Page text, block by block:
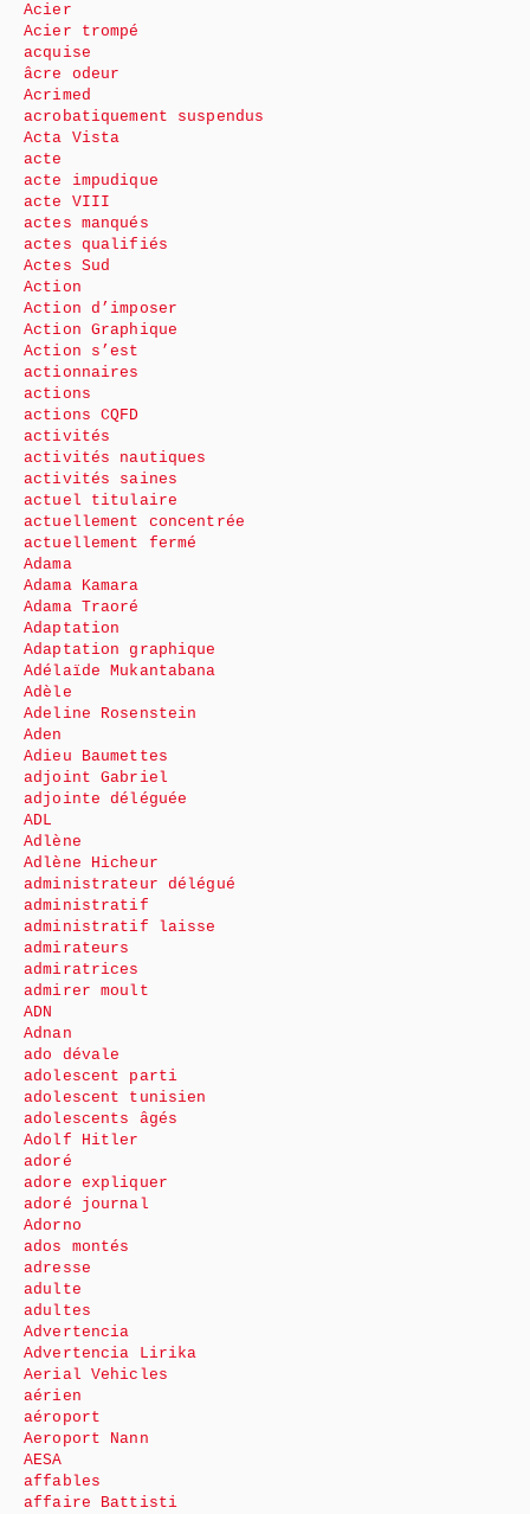
Acier
Acier trompé
acquise
âcre odeur
Acrimed
acrobatiquement suspendus
Acta Vista
acte
acte impudique
acte VIII
actes manqués
actes qualifiés
Actes Sud
Action
Action d’imposer
Action Graphique
Action s’est
actionnaires
actions
actions CQFD
activités
activités nautiques
activités saines
actuel titulaire
actuellement concentrée
actuellement fermé
Adama
Adama Kamara
Adama Traoré
Adaptation
Adaptation graphique
Adélaïde Mukantabana
Adèle
Adeline Rosenstein
Aden
Adieu Baumettes
adjoint Gabriel
adjointe déléguée
ADL
Adlène
Adlène Hicheur
administrateur délégué
administratif
administratif laisse
admirateurs
admiratrices
admirer moult
ADN
Adnan
ado dévale
adolescent parti
adolescent tunisien
adolescents âgés
Adolf Hitler
adoré
adore expliquer
adoré journal
Adorno
ados montés
adresse
adulte
adultes
Advertencia
Advertencia Lirika
Aerial Vehicles
aérien
aéroport
Aeroport Nann
AESA
affables
affaire Battisti